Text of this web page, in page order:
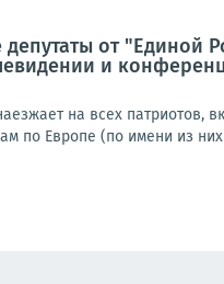
от "Единой
и
на всех патриотов,
по Европе (по имени из